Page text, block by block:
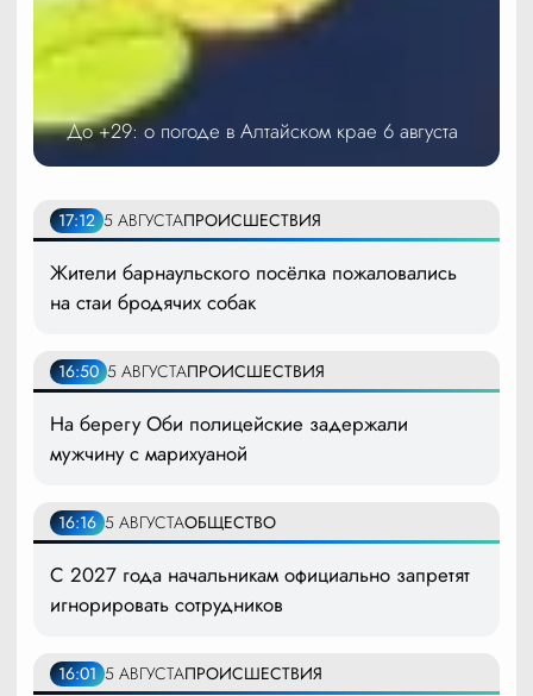
До +29: о погоде в Алтайском крае 6 августа
17:12 5 АВГУСТАПРОИСШЕСТВИЯ
Жители барнаульского посёлка пожаловались
на стаи бродячих собак
16:50 5 АВГУСТАПРОИСШЕСТВИЯ
На берегу Оби полицейские задержали
мужчину с марихуаной
16:16 5 АВГУСТАОБЩЕСТВО
С 2027 года начальникам официально запретят
игнорировать сотрудников
16:01 5 АВГУСТАПРОИСШЕСТВИЯ